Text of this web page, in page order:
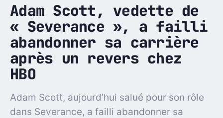
Adam Scott, vedette de
« Severance », a failli
abandonner sa carrière
après un revers chez
HBO
Adam Scott, aujourd’hui salué pour son rôle
dans Severance, a failli abandonner sa